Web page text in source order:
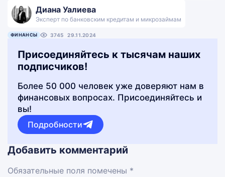
Диана Уалиева
Эксперт по банковским кредитам и микрозаймам
ФИНАНСЫ 3745 29.11.2024
Присоединяйтесь к тысячам наших
подписчиков!
Более 50 000 человек уже доверяют нам в
финансовых вопросах. Присоединяйтесь и
вы!
Подробности
Добавить комментарий
Обязательные поля помечены *